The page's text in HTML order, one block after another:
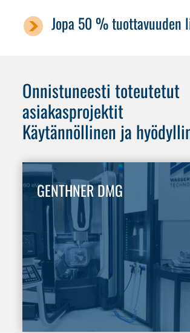
Jopa 50 % tuottavuuden
Onnistuneesti toteutetut
asiakasprojektit
Käytännöllinen ja
GENTHNER DMG